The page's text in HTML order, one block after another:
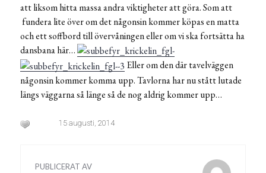
att liksom hitta massa andra viktigheter att göra. Som att
fundera lite över om det någonsin kommer köpas en matta
och ett soffbord till övervåningen eller om vi ska fortsätta ha
dansbana här…
Eller om den där tavelväggen
någonsin kommer komma upp. Tavlorna har nu stått lutade
längs väggarna så länge så de nog aldrig kommer upp…
15 augusti, 2014
PUBLICERAT AV